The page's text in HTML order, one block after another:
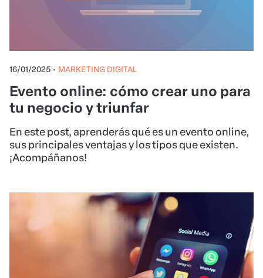
16/01/2025 • MARKETING DIGITAL
Evento online: cómo crear uno para
tu negocio y triunfar
En este post, aprenderás qué es un evento online,
sus principales ventajas y los tipos que existen.
¡Acompáñanos!